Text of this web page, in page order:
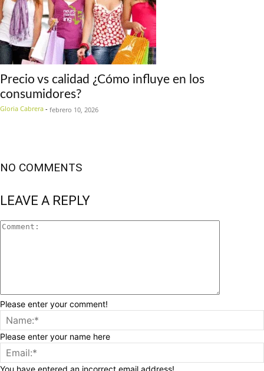
Precio vs calidad ¿Cómo influye en los
consumidores?
Gloria Cabrera - febrero 10, 2026
NO COMMENTS
LEAVE A REPLY
Please enter your comment!
Please enter your name here
You have entered an incorrect email address!